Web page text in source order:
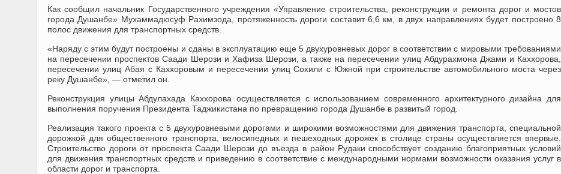
Как сообщил начальник Государственного учреждения «Управление строительства, реконструкции и ремонта дорог и мостов
города Душанбе» Мухаммадюсуф Рахимзода, протяженность дороги составит 6,6 км, в двух направлениях будет построено 8
полос движения для транспортных средств.
«Наряду с этим будут построены и сданы в эксплуатацию еще 5 двухуровневых дорог в соответствии с мировыми требованиями
на пересечении проспектов Саади Шерози и Хафиза Шерози, а также на пересечении улиц Абдурахмона Джами и Каххорова,
пересечении улиц Абая с Каххоровым и пересечении улиц Сохили с Южной при строительстве автомобильного моста через
реку Душанбе», — отметил он.
Реконструкция улицы Абдулахада Каххорова осуществляется с использованием современного архитектурного дизайна для
выполнения поручения Президента Таджикистана по превращению города Душанбе в развитый город.
Реализация такого проекта с 5 двухуровневыми дорогами и широкими возможностями для движения транспорта, специальной
дорожкой для общественного транспорта, велосипедных и пешеходных дорожек в столице страны осуществляется впервые.
Строительство дороги от проспекта Саади Шерози до въезда в район Рудаки способствует созданию благоприятных условий
для движения транспортных средств и приведению в соответствие с международными нормами возможности оказания услуг в
области дорог и транспорта.